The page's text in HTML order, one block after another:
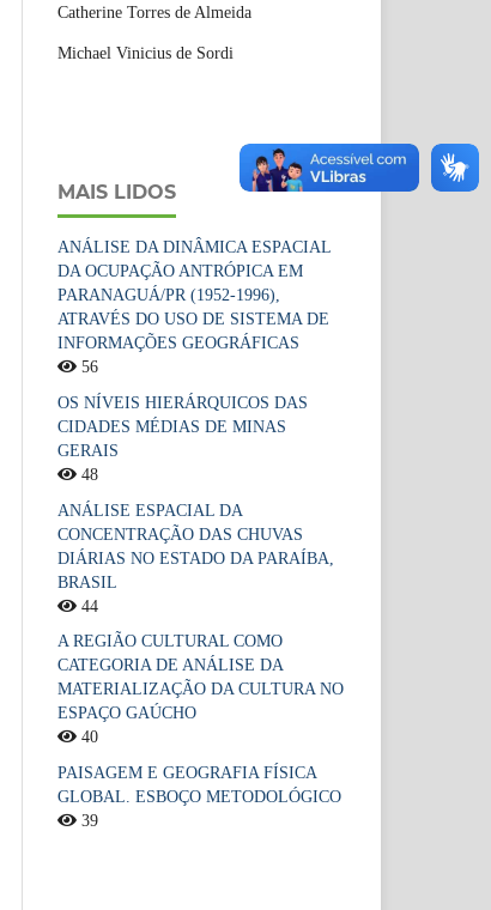
Catherine Torres de Almeida
Michael Vinicius de Sordi
MAIS LIDOS
ANÁLISE DA DINÂMICA ESPACIAL
DA OCUPAÇÃO ANTRÓPICA EM
PARANAGUÁ/PR (1952-1996),
ATRAVÉS DO USO DE SISTEMA DE
INFORMAÇÕES GEOGRÁFICAS
56
OS NÍVEIS HIERÁRQUICOS DAS
CIDADES MÉDIAS DE MINAS
GERAIS
48
ANÁLISE ESPACIAL DA
CONCENTRAÇÃO DAS CHUVAS
DIÁRIAS NO ESTADO DA PARAÍBA,
BRASIL
44
A REGIÃO CULTURAL COMO
CATEGORIA DE ANÁLISE DA
MATERIALIZAÇÃO DA CULTURA NO
ESPAÇO GAÚCHO
40
PAISAGEM E GEOGRAFIA FÍSICA
GLOBAL. ESBOÇO METODOLÓGICO
39